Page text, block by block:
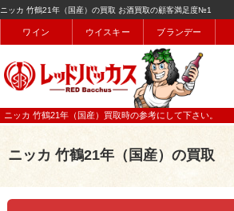
ニッカ 竹鶴21年（国産）の買取 お酒買取の顧客満足度№1
ワイン ウイスキー ブランデー
ニッカ 竹鶴21年（国産）買取時の参考にして下さい。
ニッカ 竹鶴21年（国産）の買取